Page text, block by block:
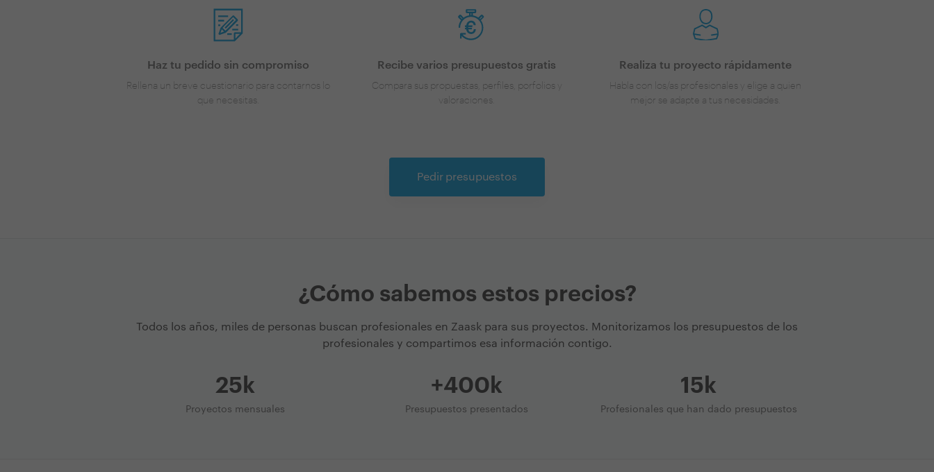
Haz tu pedido sin compromiso
Rellena un breve cuestionario para contarnos lo
que necesitas.
Recibe varios presupuestos gratis
Compara sus propuestas, perfiles, porfolios y
valoraciones.
Realiza tu proyecto rápidamente
Habla con los/as profesionales y elige a quien
mejor se adapte a tus necesidades.
Pedir presupuestos
¿Cómo sabemos estos precios?
Todos los años, miles de personas buscan profesionales en Zaask para sus proyectos. Monitorizamos los presupuestos de los
profesionales y compartimos esa información contigo.
25k
Proyectos mensuales
+400k
Presupuestos presentados
15k
Profesionales que han dado presupuestos